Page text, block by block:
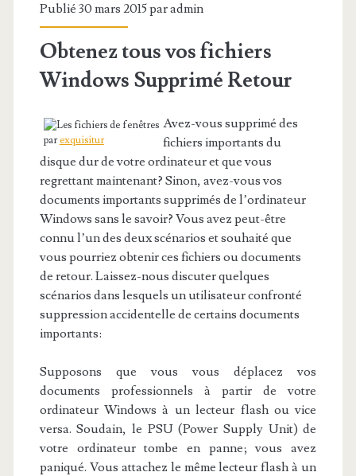
Publié 30 mars 2015 paradmin
Obtenez tous vos fichiers
Windows Supprimé Retour
parexquisitur
Avez-vous supprimé des
fichiers importants du
disque dur de votre ordinateur et que vous
regrettant maintenant? Sinon, avez-vous vos
documents importants supprimés de l’ordinateur
Windows sans le savoir? Vous avez peut-être
connu l’un des deux scénarios et souhaité que
vous pourriez obtenir ces fichiers ou documents
de retour. Laissez-nous discuter quelques
scénarios dans lesquels un utilisateur confronté
suppression accidentelle de certains documents
importants:
Supposons que vous vous déplacez vos
documents professionnels à partir de votre
ordinateur Windows à un lecteur flash ou vice
versa. Soudain, le PSU (Power Supply Unit) de
votre ordinateur tombe en panne; vous avez
paniqué. Vous attachez le même lecteur flash à un